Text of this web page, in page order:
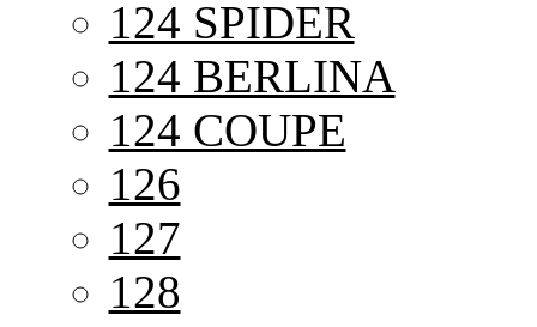
124 SPIDER
124 BERLINA
124 COUPE
126
127
128